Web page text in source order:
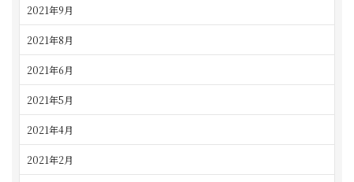
2021年9月
2021年8月
2021年6月
2021年5月
2021年4月
2021年2月